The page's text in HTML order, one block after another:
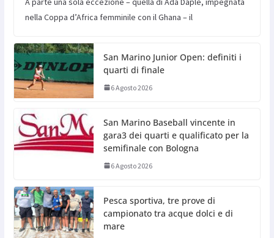
nella Coppa d’Africa femminile con il Ghana – il
San Marino Junior Open: definiti i
quarti di finale
6 Agosto 2026
San Marino Baseball vincente in
gara3 dei quarti e qualificato per la
semifinale con Bologna
6 Agosto 2026
Pesca sportiva, tre prove di
campionato tra acque dolci e di
mare